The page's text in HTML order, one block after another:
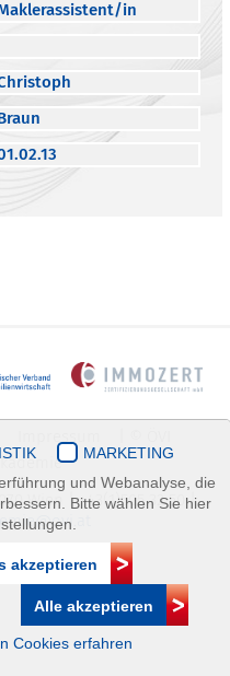
in
Wien | +43(1)505 32 50 |
MARKETING
und Webanalyse, die
Bitte wählen Sie hier
akzeptieren
Alle akzeptieren
Cookies erfahren